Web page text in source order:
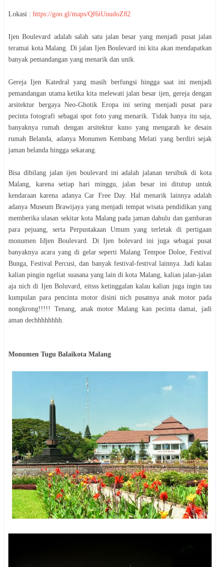
Lokasi : https://goo.gl/maps/Qf6iUuudoZ82
Ijen Boulevard adalah salah satu jalan besar yang menjadi pusat jalan
teramai kota Malang. Di jalan Ijen Boulevard ini kita akan mendapatkan
banyak pemandangan yang menarik dan unik.
Gereja Ijen Katedral yang masih berfungsi hingga saat ini menjadi
pemandangan utama ketika kita melewati jalan besar ijen, gereja dengan
arsitektur bergaya Neo-Ghotik Eropa ini sering menjadi pusat para
pecinta fotografi sebagai spot foto yang menarik. Tidak hanya itu saja,
banyaknya rumah dengan arsitektur kuno yang mengarah ke desain
rumah Belanda, adanya Monumen Kembang Melati yang berdiri sejak
jaman belanda hingga sekarang.
Bisa dibilang jalan ijen boulevard ini adalah jalanan tersibuk di kota
Malang, karena setiap hari minggu, jalan besar ini ditutup untuk
kendaraan karena adanya Car Free Day. Hal menarik lainnya adalah
adanya Museum Brawijaya yang menjadi tempat wisata pendidikan yang
memberika ulasan sekitar kota Malang pada jaman dahulu dan gambaran
para pejuang, serta Perpustakaan Umum yang terletak di pertigaan
monumen Idjen Boulevard. Di Ijen bolevard ini juga sebagai pusat
banyaknya acara yang di gelar seperti Malang Tempoe Doloe, Festival
Bunga, Festival Percusi, dan banyak festival-festival lainnya. Jadi kalau
kalian pingin ngeliat suasana yang lain di kota Malang, kalian jalan-jalan
aja nich di Ijen Boluvard, eitsss ketinggalan kalau kalian juga ingin tau
kumpulan para pencinta motor disini nich pusatnya anak motor pada
nongkrong!!!!! Tenang, anak motor Malang kan pecinta damai, jadi
aman dechhhhhhhh.
Monumen Tugu Balaikota Malang